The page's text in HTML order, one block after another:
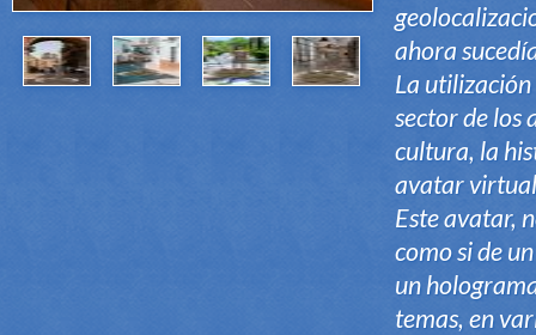
ahora
La
sector de los
cultura, la
avatar
Este avatar,
como si de
un
temas, en